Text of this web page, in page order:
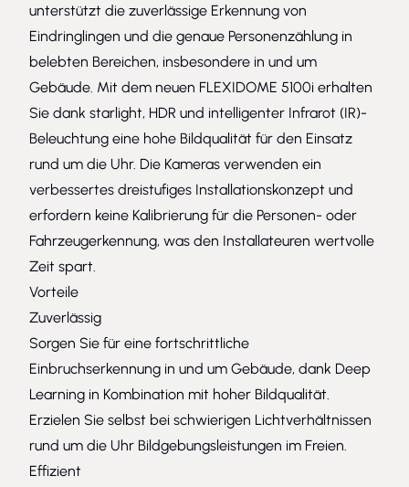
unterstützt die zuverlässige Erkennung von
Eindringlingen und die genaue Personenzählung in
belebten Bereichen, insbesondere in und um
Gebäude. Mit dem neuen FLEXIDOME 5100i erhalten
Sie dank starlight, HDR und intelligenter Infrarot (IR)-
Beleuchtung eine hohe Bildqualität für den Einsatz
rund um die Uhr. Die Kameras verwenden ein
verbessertes dreistufiges Installationskonzept und
erfordern keine Kalibrierung für die Personen- oder
Fahrzeugerkennung, was den Installateuren wertvolle
Zeit spart.
Vorteile
Zuverlässig
Sorgen Sie für eine fortschrittliche
Einbruchserkennung in und um Gebäude, dank Deep
Learning in Kombination mit hoher Bildqualität.
Erzielen Sie selbst bei schwierigen Lichtverhältnissen
rund um die Uhr Bildgebungsleistungen im Freien.
Effizient